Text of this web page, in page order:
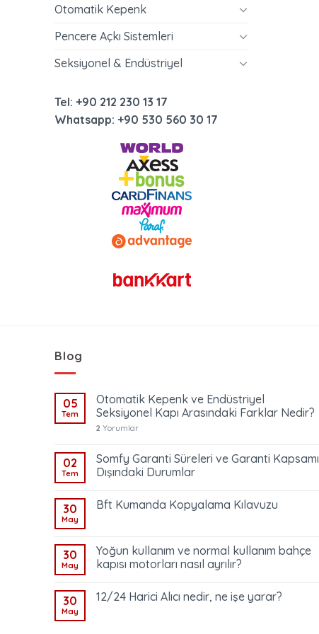
Otomatik Kepenk
Pencere Açkı Sistemleri
Seksiyonel & Endüstriyel
Tel: +90 212 230 13 17
Whatsapp: +90 530 560 30 17
Blog
05
Tem
Otomatik Kepenk ve Endüstriyel
Seksiyonel Kapı Arasındaki Farklar Nedir?
2 Yorumlar
02
Tem
Somfy Garanti Süreleri ve Garanti Kapsamı
Dışındaki Durumlar
30
May
Bft Kumanda Kopyalama Kılavuzu
30
May
Yoğun kullanım ve normal kullanım bahçe
kapısı motorları nasıl ayrılır?
30
May
12/24 Harici Alıcı nedir, ne işe yarar?